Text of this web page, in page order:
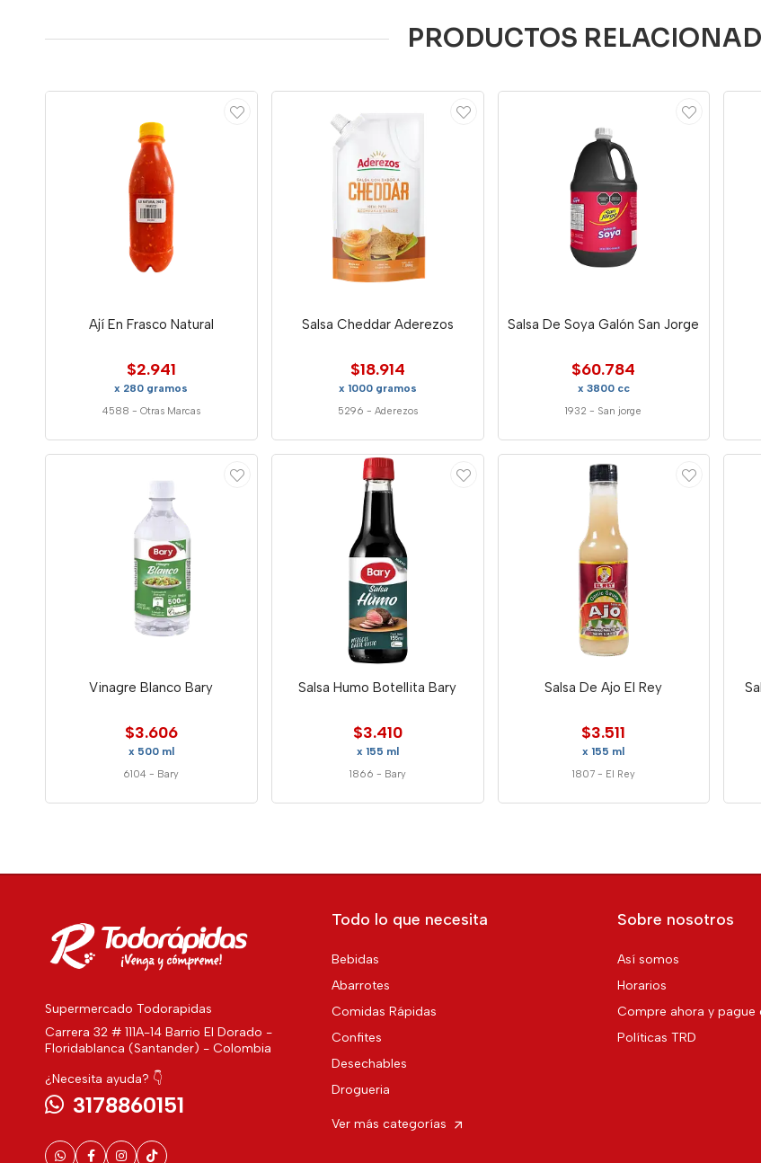
PRODUCTOS
Ají En Frasco Natural
$2.941
x 280 gramos
4588 - Otras Marcas
Salsa Cheddar Aderezos
$18.914
x 1000 gramos
5296 - Aderezos
Salsa De Soya Galón San Jorge
$60.784
x 3800 cc
1932 - San jorge
Vinagre Blanco Bary
$3.606
x 500 ml
6104 - Bary
Salsa Humo Botellita Bary
$3.410
x 155 ml
1866 - Bary
Salsa De Ajo El Rey
$3.511
x 155 ml
1807 - El Rey
Supermercado Todorapidas
Carrera 32 # 111A-14 Barrio El Dorado -
Floridablanca (Santander) - Colombia
¿Necesita ayuda? 👇
3178860151
Todo lo que necesita
Bebidas
Abarrotes
Comidas Rápidas
Confites
Desechables
Drogueria
Ver más categorías
Sobre nosotros
Así somos
Horarios
Compre ahora y pague
Políticas TRD